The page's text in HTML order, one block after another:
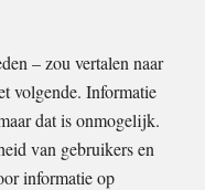
– zou vertalen naar
volgende. Informatie
dat is onmogelijk.
van gebruikers en
informatie op